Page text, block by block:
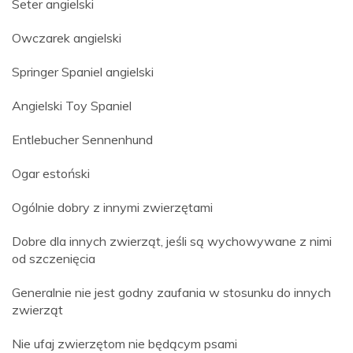
Seter angielski
Owczarek angielski
Springer Spaniel angielski
Angielski Toy Spaniel
Entlebucher Sennenhund
Ogar estoński
Ogólnie dobry z innymi zwierzętami
Dobre dla innych zwierząt, jeśli są wychowywane z nimi
od szczenięcia
Generalnie nie jest godny zaufania w stosunku do innych
zwierząt
Nie ufaj zwierzętom nie będącym psami